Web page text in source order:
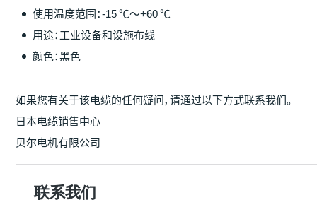
使用温度范围：-15 ℃～+60 ℃
用途：工业设备和设施布线
颜色：黑色
如果您有关于该电缆的任何疑问，请通过以下方式联系我们。
日本电缆销售中心
贝尔电机有限公司